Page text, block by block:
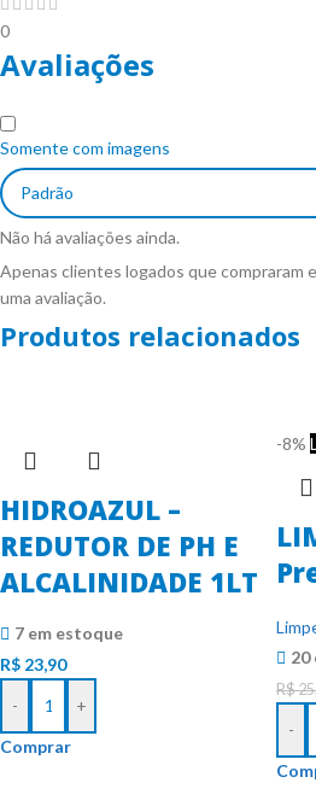
0
Avaliações
Somente com imagens
Não há avaliações ainda.
Apenas clientes logados que compraram
uma avaliação.
Produtos relacionados
HIDROAZUL –
REDUTOR DE PH E
ALCALINIDADE 1LT
7 em estoque
R$ 23,90
-
+
Comprar
-8%
20
R$
-